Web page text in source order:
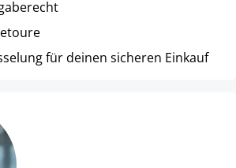
für deinen sicheren Einkauf